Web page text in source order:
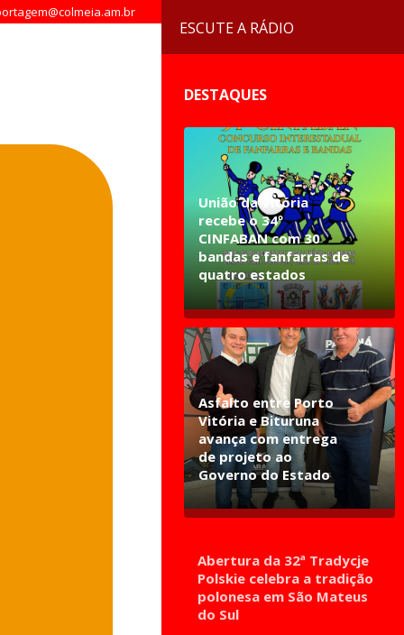
ESCUTE A RÁDIO
DESTAQUES
União da Vitória
recebe o 34º
CINFABAN com 30
bandas e fanfarras de
quatro estados
Asfalto entre Porto
Vitória e Bituruna
avança com entrega
de projeto ao
Governo do Estado
Abertura da 32ª Tradycje
Polskie celebra a tradição
polonesa em São Mateus
do Sul